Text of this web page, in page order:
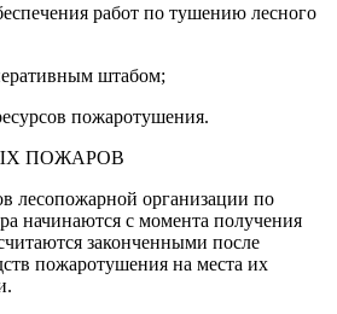
работ по тушению лесного
штабом;
пожаротушения.
ПОЖАРОВ
лесопожарной организации по
начинаются с момента получения
законченными после
пожаротушения на места их